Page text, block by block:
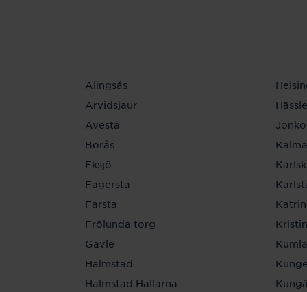
Alingsås
Arvidsjaur
Avesta
Borås
Eksjö
Fagersta
Farsta
Frölunda torg
Gävle
Halmstad
Halmstad Hallarna
Kumla